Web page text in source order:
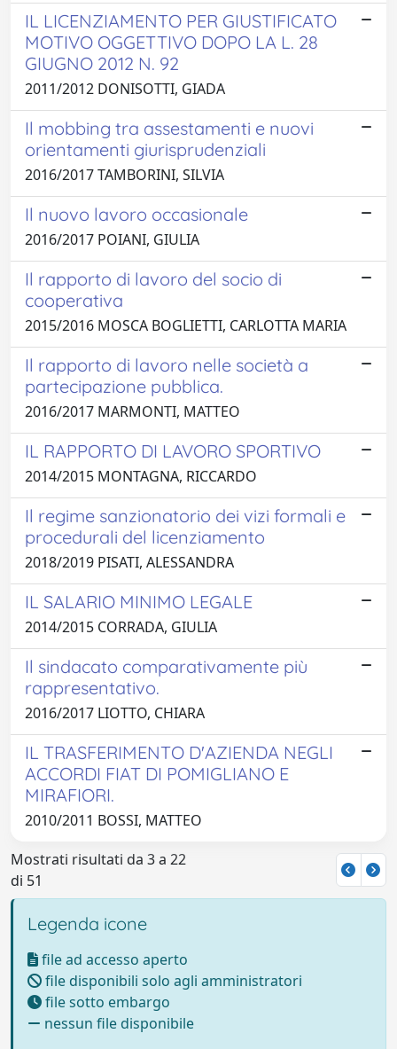
IL LICENZIAMENTO PER GIUSTIFICATO
MOTIVO OGGETTIVO DOPO LA L. 28
GIUGNO 2012 N. 92
2011/2012 DONISOTTI, GIADA
Il mobbing tra assestamenti e nuovi
orientamenti giurisprudenziali
2016/2017 TAMBORINI, SILVIA
Il nuovo lavoro occasionale
2016/2017 POIANI, GIULIA
Il rapporto di lavoro del socio di
cooperativa
2015/2016 MOSCA BOGLIETTI, CARLOTTA MARIA
Il rapporto di lavoro nelle società a
partecipazione pubblica.
2016/2017 MARMONTI, MATTEO
IL RAPPORTO DI LAVORO SPORTIVO
2014/2015 MONTAGNA, RICCARDO
Il regime sanzionatorio dei vizi formali e
procedurali del licenziamento
2018/2019 PISATI, ALESSANDRA
IL SALARIO MINIMO LEGALE
2014/2015 CORRADA, GIULIA
Il sindacato comparativamente più
rappresentativo.
2016/2017 LIOTTO, CHIARA
IL TRASFERIMENTO D'AZIENDA NEGLI
ACCORDI FIAT DI POMIGLIANO E
MIRAFIORI.
2010/2011 BOSSI, MATTEO
Mostrati risultati da 3 a 22
di 51
Legenda icone
file ad accesso aperto
file disponibili solo agli amministratori
file sotto embargo
nessun file disponibile